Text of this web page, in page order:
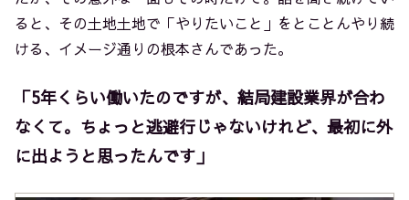
ると、その土地土地で「やりたいこと」をとことんやり続
ける、イメージ通りの根本さんであった。
「5年くらい働いたのですが、 結局建設業界が合わ
なくて。ちょっと逃避行じゃないけれど、最初に外
に出ようと思ったんです」